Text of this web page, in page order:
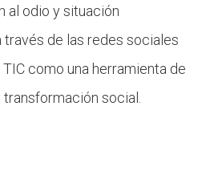
al odio y situación
través de las redes sociales
como una herramienta de
social.